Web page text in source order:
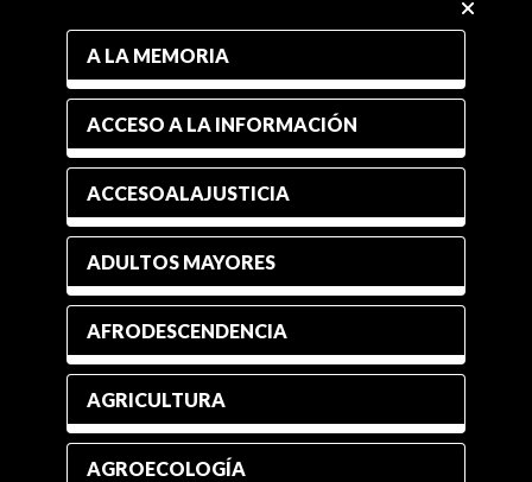
A LA MEMORIA
ACCESO A LA INFORMACIÓN
ACCESOALAJUSTICIA
ADULTOS MAYORES
AFRODESCENDENCIA
AGRICULTURA
AGROECOLOGÍA